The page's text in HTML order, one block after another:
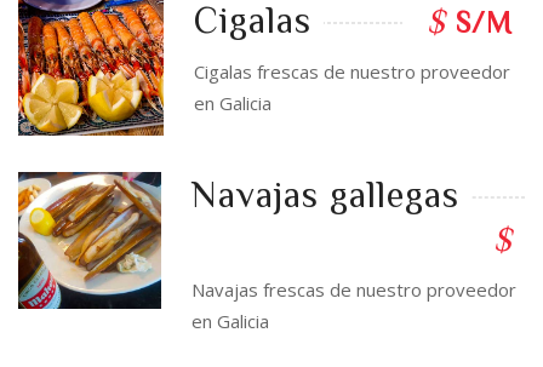
Cigalas $ S/M
Cigalas frescas de nuestro proveedor
en Galicia
Navajas gallegas
$
Navajas frescas de nuestro proveedor
en Galicia